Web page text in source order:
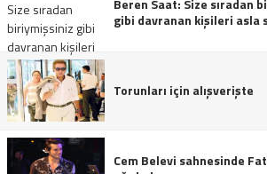
Beren Saat: Size sıradan
gibi davranan kişileri asla
Torunları için alışverişte
Cem Belevi sahnesinde